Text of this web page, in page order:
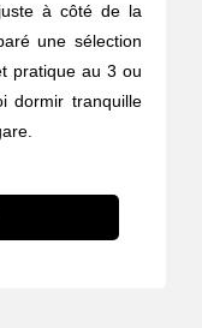
à côté de la
une sélection
pratique au 3 ou
dormir tranquille